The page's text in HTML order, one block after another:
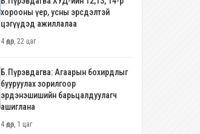
хорооны үер, усны эрсдэлтэй
цэгүүдэд ажиллалаа
4 өдөр, 22 цаг
Б.Пүрэвдагва: Агаарын бохирдлыг
бууруулах зорилгоор
эрдэнэшишийн барьцалдуулагч
ашиглана
4 өдөр, 1 цаг